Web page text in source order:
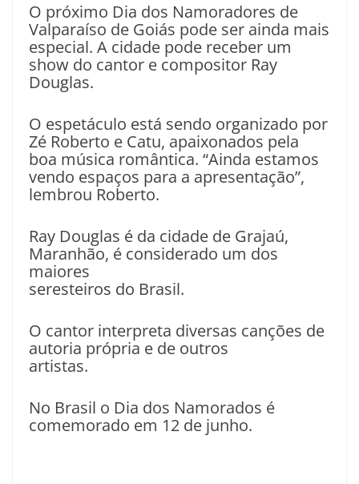
O próximo Dia dos Namoradores de
Valparaíso de Goiás pode ser ainda mais
especial. A cidade pode receber um
show do cantor e compositor Ray
Douglas.
O espetáculo está sendo organizado por
Zé Roberto e Catu, apaixonados pela
boa música romântica. “Ainda estamos
vendo espaços para a apresentação”,
lembrou Roberto.
Ray Douglas é da cidade de Grajaú,
Maranhão, é considerado um dos
maiores
seresteiros do Brasil.
O cantor interpreta diversas canções de
autoria própria e de outros
artistas.
No Brasil o Dia dos Namorados é
comemorado em 12 de junho.